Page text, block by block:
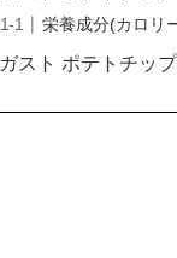
栄養成分(カロリ
ガスト ポテトチッ